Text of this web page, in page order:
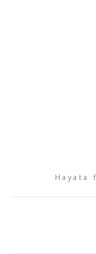
Hayata